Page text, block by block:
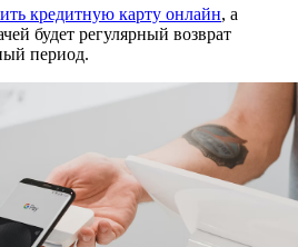
кредитную карту онлайн, а
будет регулярный возврат
период.